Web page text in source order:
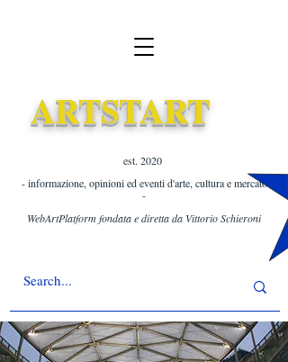
ARTSTART
est. 2020 ​
- informazione, opinioni ed eventi d'arte, cultura e mercato
-
WebArtPlatform fondata e diretta da Vittorio Schieroni